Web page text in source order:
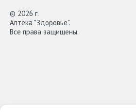
© 2026 г.
Аптека "Здоровье".
Все права защищены.